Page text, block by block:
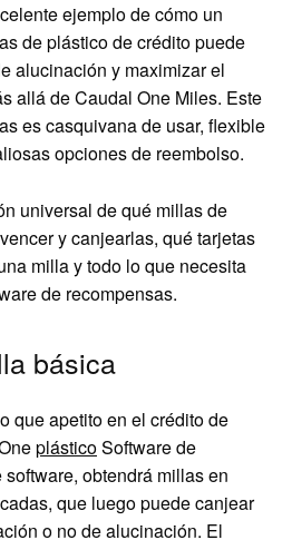
ejemplo de cómo un
de plástico de crédito puede
alucinación y maximizar el
allá de Caudal One Miles. Este
es casquivana de usar, flexible
opciones de reembolso.
universal de qué millas de
y canjearlas, qué tarjetas
milla y todo lo que necesita
de recompensas.
básica
que apetito en el crédito de
plásticoSoftware de
obtendrá millas en
que luego puede canjear
o no de alucinación. El